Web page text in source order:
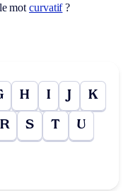
motcurvatif?
H I J K
R S T U